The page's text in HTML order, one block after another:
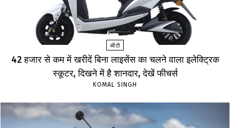
ऑटो
₹42 हजार से कम में खरीदें बिना लाइसेंस का चलने वाला इलेक्ट्रिक
स्कूटर, दिखने में है शानदार, देखें फीचर्स
KOMAL SINGH